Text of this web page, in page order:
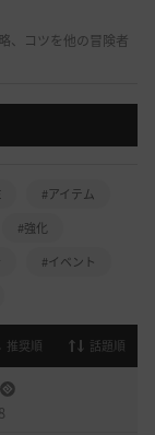
、コツを他の冒険者
#アイテム
#強化
#イベント
推奨順 話題順